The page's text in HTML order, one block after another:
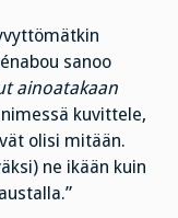
sanoo
ainoatakaan
kuvittele,
olisi mitään.
ne ikään kuin